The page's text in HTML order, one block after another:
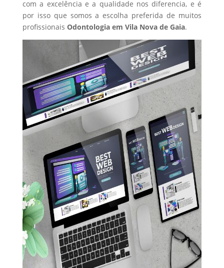
com a excelência e a qualidade nos diferencia, e é
por isso que somos a escolha preferida de muitos
profissionais Odontologiaem Vila Nova de Gaia.